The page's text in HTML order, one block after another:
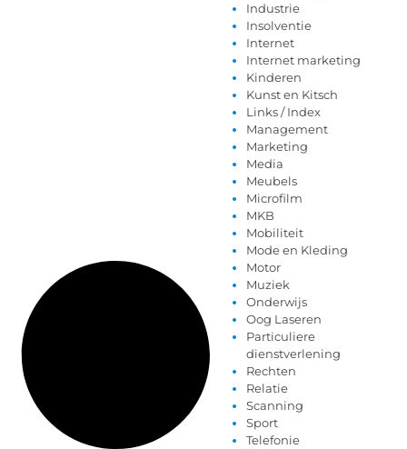
Industrie
Insolventie
Internet
Internet marketing
Kinderen
Kunst en Kitsch
Links / Index
Management
Marketing
Media
Meubels
Microfilm
MKB
Mobiliteit
Mode en Kleding
Motor
Muziek
Onderwijs
Oog Laseren
Particuliere
dienstverlening
Rechten
Relatie
Scanning
Sport
Telefonie